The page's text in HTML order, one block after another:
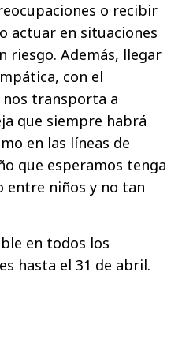
o recibir
actuar en situaciones
riesgo. Además, llegar
con el
transporta a
que siempre habrá
en las líneas de
que esperamos tenga
entre niños y no tan
en todos los
hasta el 31 de abril.